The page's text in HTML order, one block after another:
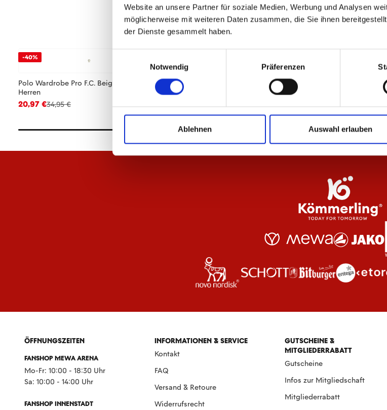
Website an unsere Partner für soziale Medien, Werbung und Analysen
möglicherweise mit weiteren Daten zusammen, die Sie ihnen
der Dienste gesammelt haben.
Notwendig
Präferenzen
Ablehnen Auswahl erlauben
ÄHNLICHE
-40%
Polo Wardrobe Pro F.C. Beige 25/26
Herren
20,97 €34,95 €
Hoodie Wardrobe Pro F.C. Beige-Rot
25/26 Herren
47,97 €79,95 €
Hoodie Wardrobe Pro
47,97 €79,95 €
ÖFFNUNGSZEITEN
FANSHOP MEWA ARENA
Mo-Fr: 10:00 - 18:30 Uhr
Sa: 10:00 - 14:00 Uhr
FANSHOP INNENSTADT
INFORMATIONEN & SERVICE
Kontakt
FAQ
Versand & Retoure
Widerrufsrecht
GUTSCHEINE &
MITGLIEDERRABATT
Gutscheine
Infos zur Mitgliedschaft
Mitgliederrabatt